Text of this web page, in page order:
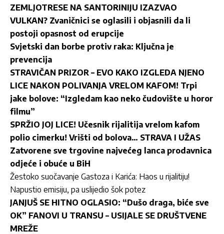
ZEMLJOTRESE NA SANTORINIJU IZAZVAO
VULKAN? Zvaničnici se oglasili i objasnili da li
postoji opasnost od erupcije
Svjetski dan borbe protiv raka: Ključna je
prevencija
STRAVIČAN PRIZOR – EVO KAKO IZGLEDA NJENO
LICE NAKON POLIVANJA VRELOM KAFOM! Trpi
jake bolove: “Izgledam kao neko čudovište u horor
filmu”
SPRŽIO JOJ LICE! Učesnik rijalitija vrelom kafom
polio cimerku! Vrišti od bolova… STRAVA I UŽAS
Zatvorene sve trgovine najvećeg lanca prodavnica
odjeće i obuće u BiH
Žestoko suočavanje Gastoza i Karića: Haos u rijalitiju!
Napustio emisiju, pa uslijedio šok potez
JANJUŠ SE HITNO OGLASIO: “Dušo draga, biće sve
OK” FANOVI U TRANSU – USIJALE SE DRUŠTVENE
MREŽE